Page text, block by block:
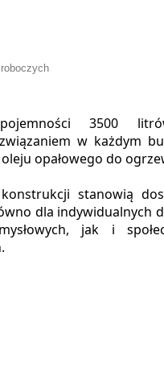
3500
w każdym
opałowego do
stanowią
dla indywidualnych
jak i